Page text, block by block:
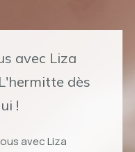
avec Liza
dès
!
avec Liza